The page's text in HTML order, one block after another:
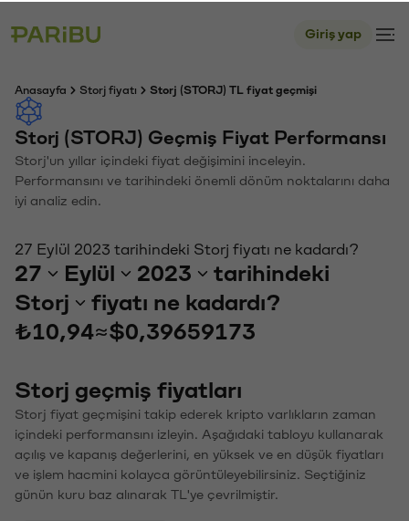
Giriş yap
Anasayfa Storj fiyatı Storj (STORJ) TL fiyat geçmişi
Storj (STORJ) Geçmiş Fiyat Performansı
Storj'un yıllar içindeki fiyat değişimini inceleyin.
Performansını ve tarihindeki önemli dönüm noktalarını daha
iyi analiz edin.
27 Eylül 2023 tarihindeki Storj fiyatı ne kadardı?
27 Eylül 2023
tarihindeki
Storj
fiyatı ne kadardı?
₺10,94≈$0,39659173
Storj geçmiş fiyatları
Storj fiyat geçmişini takip ederek kripto varlıkların zaman
içindeki performansını izleyin. Aşağıdaki tabloyu kullanarak
açılış ve kapanış değerlerini, en yüksek ve en düşük fiyatları
ve işlem hacmini kolayca görüntüleyebilirsiniz. Seçtiğiniz
günün kuru baz alınarak TL'ye çevrilmiştir.